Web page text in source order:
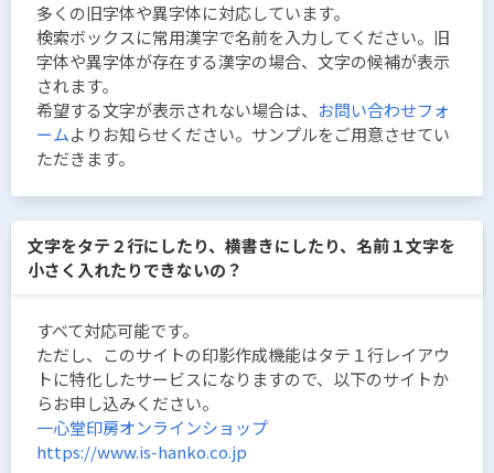
多くの旧字体や異字体に対応しています。
検索ボックスに常用漢字で名前を入力してください。旧
字体や異字体が存在する漢字の場合、文字の候補が表示
されます。
希望する文字が表示されない場合は、 お問い合わせフォ
ームよりお知らせください。サンプルをご用意させてい
ただきます。
文字をタテ２行にしたり、横書きにしたり、名前１文字を
小さく入れたりできないの？
すべて対応可能です。
ただし、このサイトの印影作成機能はタテ１行レイアウ
トに特化したサービスになりますので、以下のサイトか
らお申し込みください。
一心堂印房オンラインショップ
https://www.is-hanko.co.jp